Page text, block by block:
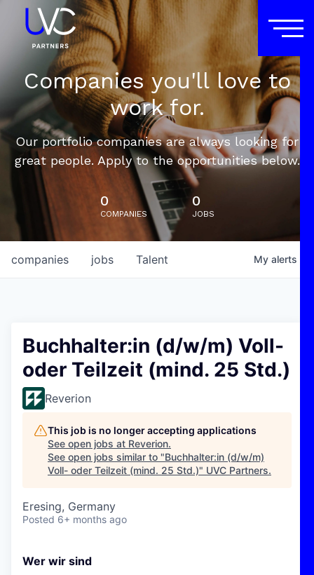
Companies you'll love to
work for.
Our portfolio companies are always looking for
great people. Apply to the opportunities below.
0
COMPANIES
0
JOBS
jobs
companies Talent My alerts
Buchhalter:in (d/w/m) Voll-
oder Teilzeit (mind. 25 Std.)
Reverion
This job is no longer accepting applications
See open jobs at Reverion.
See open jobs similar to "Buchhalter:in (d/w/m)
Voll- oder Teilzeit (mind. 25 Std.)" UVC Partners.
Eresing, Germany
Posted 6+ months ago
Wer wir sind